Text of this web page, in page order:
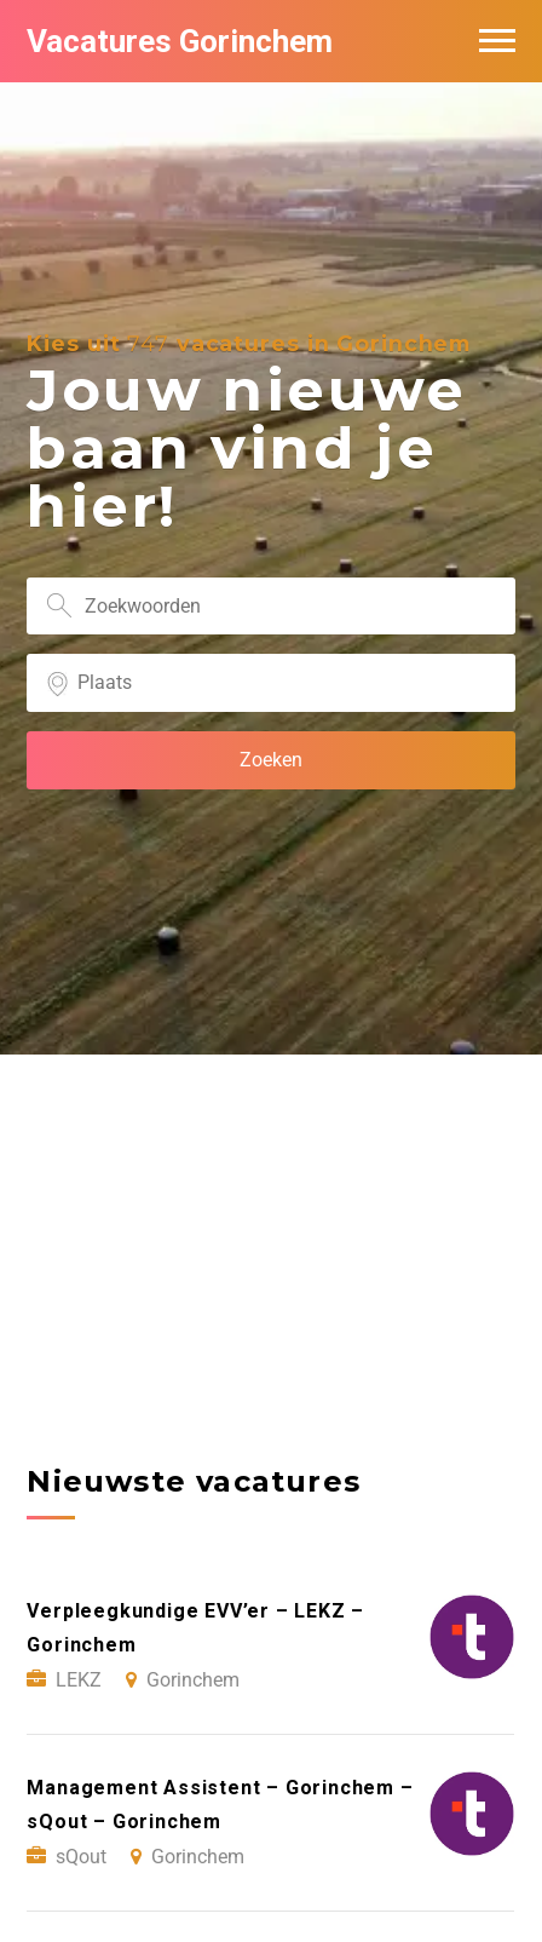
Vacatures Gorinchem
Kies uit747vacatures in Gorinchem
Jouw nieuwe
baan vind je
hier!
Nieuwste vacatures
Verpleegkundige EVV’er – LEKZ –
Gorinchem
LEKZ
Gorinchem
Management Assistent – Gorinchem –
sQout – Gorinchem
sQout
Gorinchem
Vacatures bij bedrijven in Gorinchem
De populairste vacatures in Gorinchem
Nieuwsbrief feed